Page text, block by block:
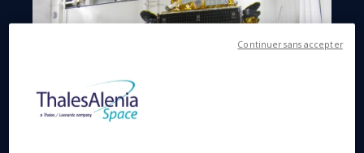
Continuer sans accepter